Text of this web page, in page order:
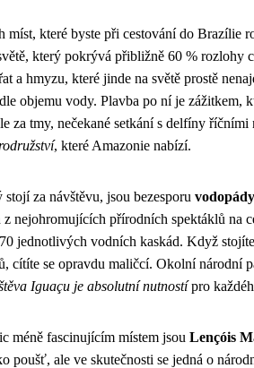
míst, které byste při cestování do Brazílie
který pokrývá přibližně 60 % rozlohy
a hmyzu, které jinde na světě prostě
objemu vody. Plavba po ní je
za tmy, nečekané setkání s delfíny
, které Amazonie nabízí.
za návštěvu, jsou bezesporu
nejohromujících přírodních spektáklů na
jednotlivých vodních kaskád. Když
cítíte se opravdu maličcí. Okolní národní
Iguaçu je absolutní nutnostípro
méně fascinujícím místem jsou Lençóis
poušť, ale ve skutečnosti se jedná o